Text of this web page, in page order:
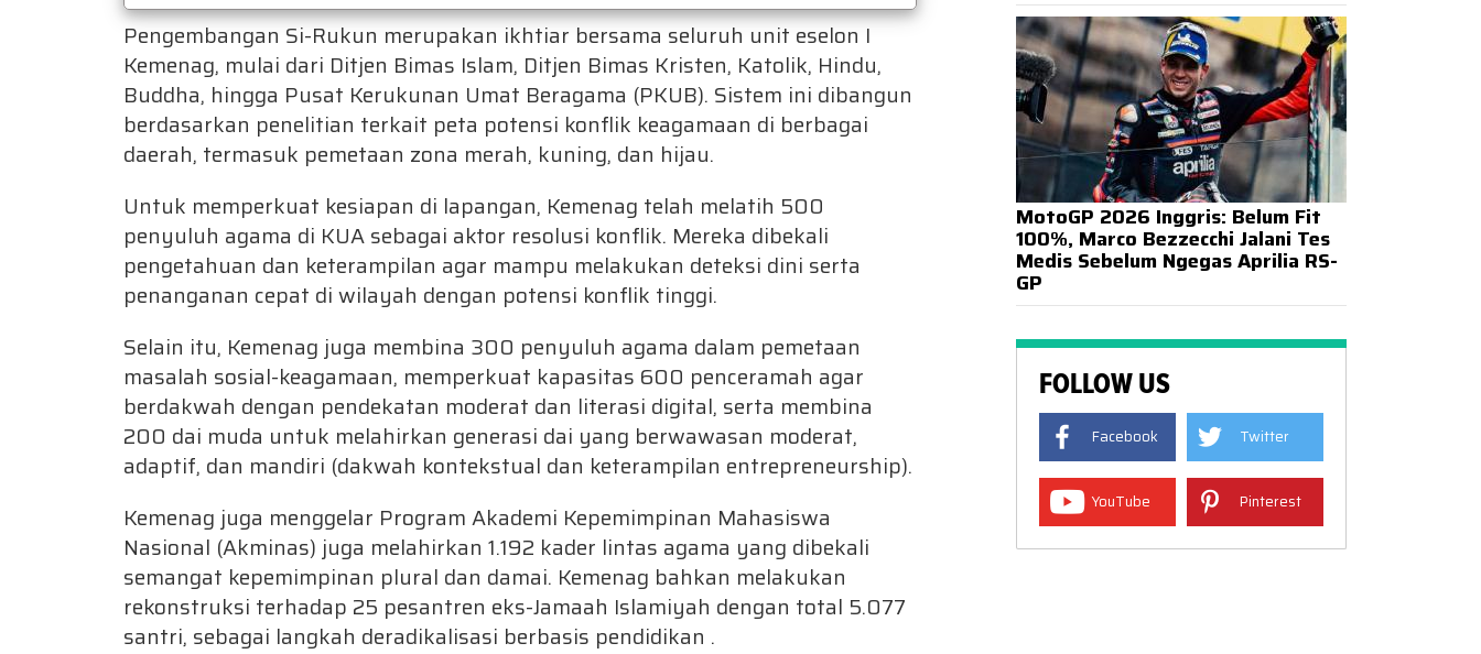
Pengembangan Si-Rukun merupakan ikhtiar bersama seluruh unit eselon I
Kemenag, mulai dari Ditjen Bimas Islam, Ditjen Bimas Kristen, Katolik, Hindu,
Buddha, hingga Pusat Kerukunan Umat Beragama (PKUB). Sistem ini dibangun
berdasarkan penelitian terkait peta potensi konflik keagamaan di berbagai
daerah, termasuk pemetaan zona merah, kuning, dan hijau.
Untuk memperkuat kesiapan di lapangan, Kemenag telah melatih 500
penyuluh agama di KUA sebagai aktor resolusi konflik. Mereka dibekali
pengetahuan dan keterampilan agar mampu melakukan deteksi dini serta
penanganan cepat di wilayah dengan potensi konflik tinggi.
Selain itu, Kemenag juga membina 300 penyuluh agama dalam pemetaan
masalah sosial-keagamaan, memperkuat kapasitas 600 penceramah agar
berdakwah dengan pendekatan moderat dan literasi digital, serta membina
200 dai muda untuk melahirkan generasi dai yang berwawasan moderat,
adaptif, dan mandiri (dakwah kontekstual dan keterampilan entrepreneurship).
Kemenag juga menggelar Program Akademi Kepemimpinan Mahasiswa
Nasional (Akminas) juga melahirkan 1.192 kader lintas agama yang dibekali
semangat kepemimpinan plural dan damai. Kemenag bahkan melakukan
rekonstruksi terhadap 25 pesantren eks-Jamaah Islamiyah dengan total 5.077
santri, sebagai langkah deradikalisasi berbasis pendidikan .
MotoGP 2026 Inggris: Belum Fit
100%, Marco Bezzecchi Jalani Tes
Medis Sebelum Ngegas Aprilia RS-
GP
FOLLOW US
Facebook Twitter
YouTube Pinterest